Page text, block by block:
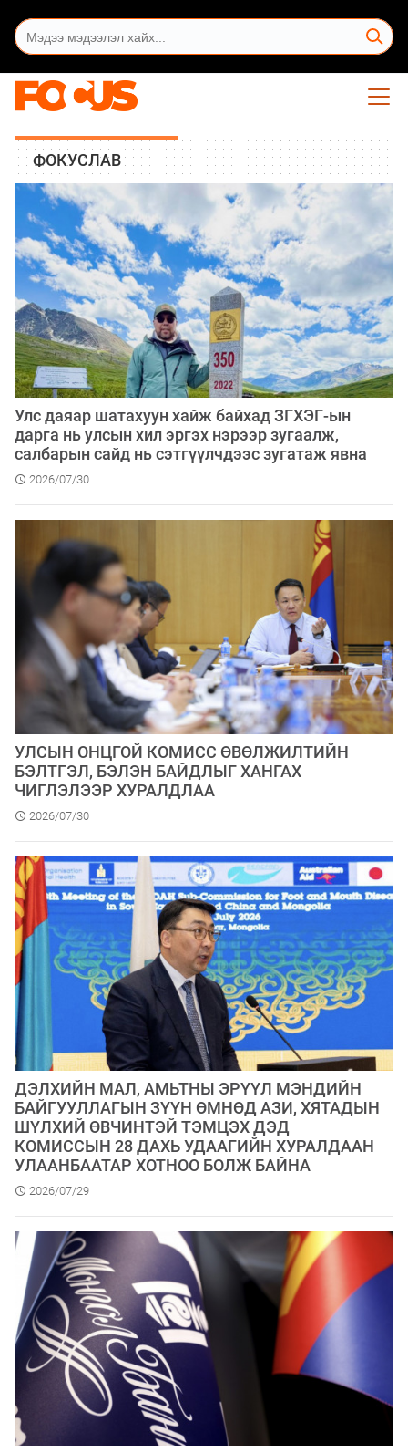
ФОКУСЛАВ
Улс даяар шатахуун хайж байхад ЗГХЭГ-ын
дарга нь улсын хил эргэх нэрээр зугаалж,
салбарын сайд нь сэтгүүлчдээс зугатаж явна
2026/07/30
УЛСЫН ОНЦГОЙ КОМИСС ӨВӨЛЖИЛТИЙН
БЭЛТГЭЛ, БЭЛЭН БАЙДЛЫГ ХАНГАХ
ЧИГЛЭЛЭЭР ХУРАЛДЛАА
2026/07/30
​ДЭЛХИЙН МАЛ, АМЬТНЫ ЭРҮҮЛ МЭНДИЙН
БАЙГУУЛЛАГЫН ЗҮҮН ӨМНӨД АЗИ, ХЯТАДЫН
ШҮЛХИЙ ӨВЧИНТЭЙ ТЭМЦЭХ ДЭД
КОМИССЫН 28 ДАХЬ УДААГИЙН ХУРАЛДААН
УЛААНБААТАР ХОТНОО БОЛЖ БАЙНА
2026/07/29